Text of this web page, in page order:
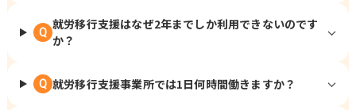
Q
就労移行支援はなぜ2年までしか利用できないのです
か？
Q 就労移行支援事業所では1日何時間働きますか？